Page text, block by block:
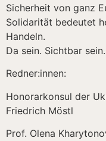
Sicherheit von ganz
Solidarität bedeutet
Handeln.
Da sein. Sichtbar
Redner:innen:
Honorarkonsul der
Friedrich Möstl
Prof. Olena